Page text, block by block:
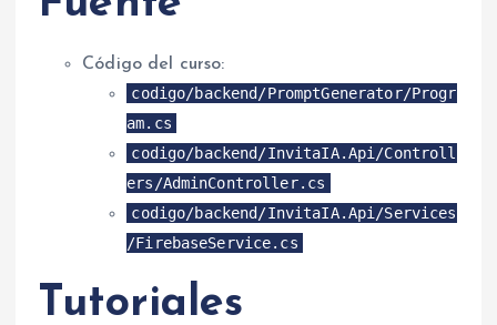
Código del curso:
codigo/backend/PromptGenerator/Progr
am.cs
codigo/backend/InvitaIA.Api/Controll
ers/AdminController.cs
codigo/backend/InvitaIA.Api/Services
/FirebaseService.cs
Tutoriales